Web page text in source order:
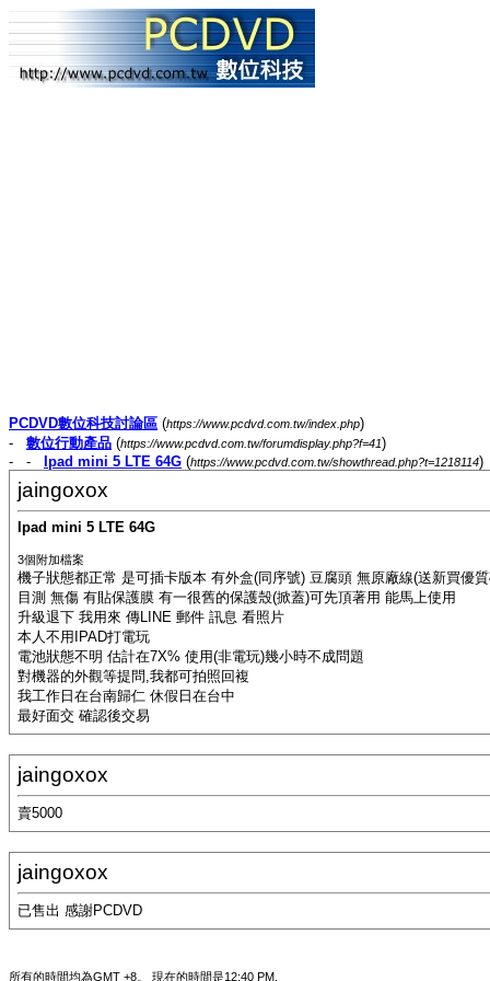
PCDVD數位科技討論區 (https://www.pcdvd.com.tw/index.php)
- 數位行動產品 (https://www.pcdvd.com.tw/forumdisplay.php?f=41)
- -
Ipad mini 5 LTE 64G (https://www.pcdvd.com.tw/showthread.php?t=1218114)
jaingoxox
Ipad mini 5 LTE 64G
3個附加檔案
機子狀態都正常 是可插卡版本 有外盒(同序號) 豆腐頭 無原廠線(送新買優
目測 無傷 有貼保護膜 有一很舊的保護殼(掀蓋)可先頂著用 能馬上使用
升級退下 我用來 傳LINE 郵件 訊息 看照片
本人不用IPAD打電玩
電池狀態不明 估計在7X% 使用(非電玩)幾小時不成問題
對機器的外觀等提問,我都可拍照回複
我工作日在台南歸仁 休假日在台中
最好面交 確認後交易
jaingoxox
賣5000
jaingoxox
已售出 感謝PCDVD
所有的時間均為GMT +8。 現在的時間是12:40 PM